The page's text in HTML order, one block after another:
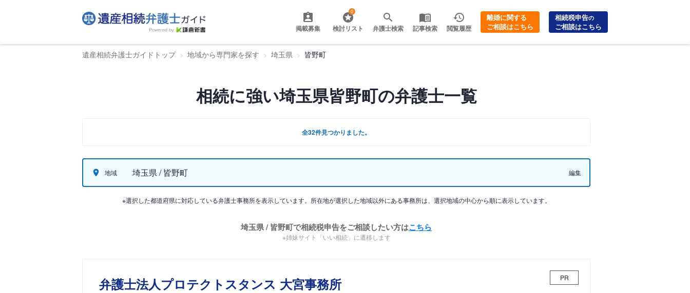
掲載募集
0
検討リスト 弁護士検索 記事検索 閲覧履歴
離婚に関する
ご相談はこちら
相続税申告の
ご相談はこちら
遺産相続弁護士ガイドトップ 地域から専門家を探す 埼玉県 皆野町
相続に強い埼玉県皆野町の弁護士一覧
全32件見つかりました。
地域 埼玉県 / 皆野町 編集
※選択した都道府県に対応している弁護士事務所を表示しています。所在地が選択した地域以外にある事務所は、選択地域の中心から順に表示しています。
埼玉県 / 皆野町で相続税申告をご相談したい方はこちら
※姉妹サイト「いい相続」に遷移します
弁護士法人プロテクトスタンス 大宮事務所 PR